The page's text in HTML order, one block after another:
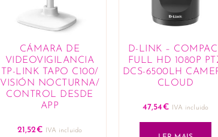
CÁMARA DE
VIDEOVIGILANCIA
TP-LINK TAPO C100/
VISIÓN NOCTURNA/
CONTROL DESDE
APP
21,52€ IVA incluido
D-LINK –
FULL HD 1080P
DCS-6500LH
CLOUD
47,54€ IVA incluido